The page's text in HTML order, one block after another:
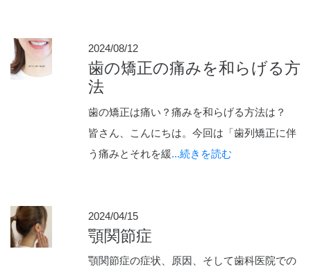
2024/08/12
歯の矯正の痛みを和らげる方
法
歯の矯正は痛い？痛みを和らげる方法は？
皆さん、こんにちは。今回は「歯列矯正に伴
う痛みとそれを緩...続きを読む
2024/04/15
顎関節症
顎関節症の症状、原因、そして歯科医院での